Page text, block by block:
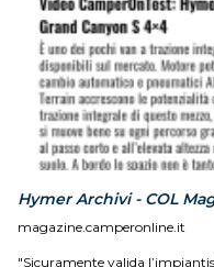
Hymer Archivi - COL
magazine.camperonline.it
"Sicuramente valida